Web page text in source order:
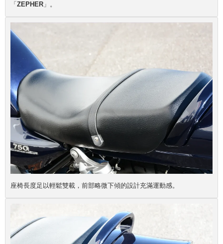
「 ZEPHER 」。
座椅長度足以輕鬆雙載，前部略微下傾的設計充滿運動感。